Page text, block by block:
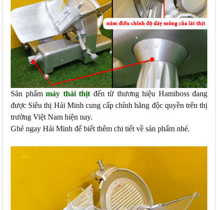
Sản phẩm máy thái thịt đến từ thương hiệu Hamiboss đang
được Siêu thị Hải Minh cung cấp chính hãng độc quyền trên thị
trường Việt Nam hiện nay.
Ghé ngay Hải Minh để biết thêm chi tiết về sản phẩm nhé.